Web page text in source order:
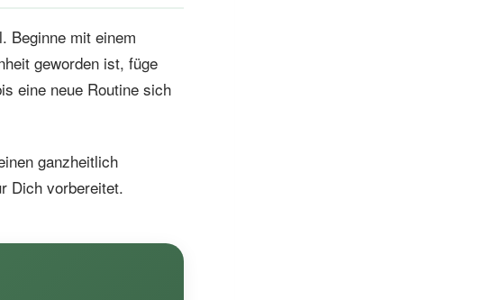
Beginne mit einem
geworden ist, füge
eine neue Routine sich
ganzheitlich
Dich vorbereitet.